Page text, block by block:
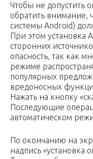
Чтобы не допустить
обратить внимание,
системы Android)
При этом установка
сторонних
опасность, так как
режиме
популярных
вредоносных
Нажать на кнопку
Последующие
автоматическом
По окончанию на
надпись «установка